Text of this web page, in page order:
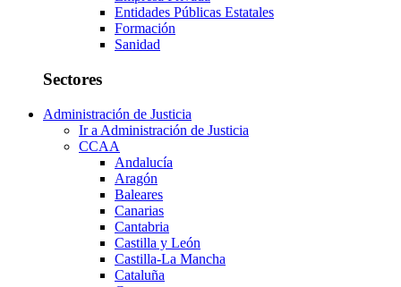
Entidades Públicas Estatales
Formación
Sanidad
Sectores
Administración de Justicia
Ir a Administración de Justicia
CCAA
Andalucía
Aragón
Baleares
Canarias
Cantabria
Castilla y León
Castilla-La Mancha
Cataluña